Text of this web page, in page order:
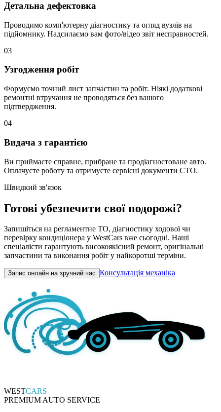
Детальна дефектовка
Проводимо комп'ютерну діагностику та огляд вузлів на
підйомнику. Надсилаємо вам фото/відео звіт несправностей.
03
Узгодження робіт
Формуємо точний лист запчастин та робіт. Ніякі додаткові
ремонтні втручання не проводяться без вашого
підтвердження.
04
Видача з гарантією
Ви приймаєте справне, прибране та продіагностоване авто.
Оплачуєте роботу та отримуєте сервісні документи СТО.
Швидкий зв'язок
Готові убезпечити свої подорожі?
Запишіться на регламентне ТО, діагностику ходової чи
перевірку кондиціонера у WestCars вже сьогодні. Наші
спеціалісти гарантують високоякісний ремонт, оригінальні
запчастини та виконання робіт у найкоротші терміни.
Запис онлайн на зручний час Консультація механіка
WESTCARS
PREMIUM AUTO SERVICE